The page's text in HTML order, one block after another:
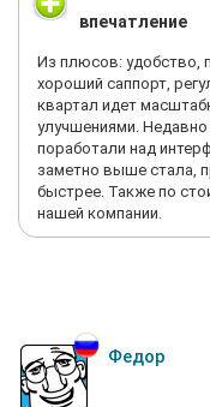
впечатление
Из плюсов: удобство,
хороший саппорт,
квартал идет
улучшениями. Недавно
поработали над
заметно выше стала,
быстрее. Также по
нашей компании.
Федор